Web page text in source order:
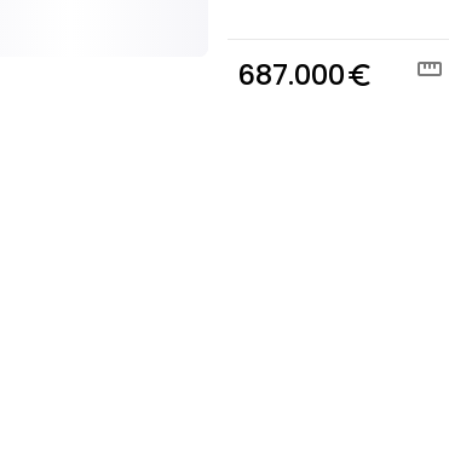
687.000euro_symbol straighten